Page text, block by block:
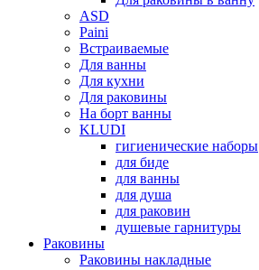
ASD
Paini
Встраиваемые
Для ванны
Для кухни
Для раковины
На борт ванны
KLUDI
гигиенические наборы
для биде
для ванны
для душа
для раковин
душевые гарнитуры
Раковины
Раковины накладные